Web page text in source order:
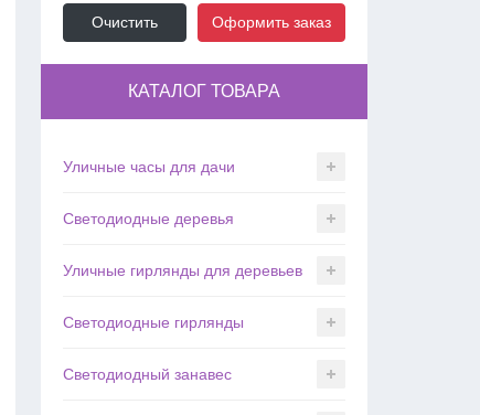
Очистить Оформить заказ
КАТАЛОГ ТОВАРА
Уличные часы для дачи
Светодиодные деревья
Уличные гирлянды для деревьев
Светодиодные гирлянды
Светодиодный занавес